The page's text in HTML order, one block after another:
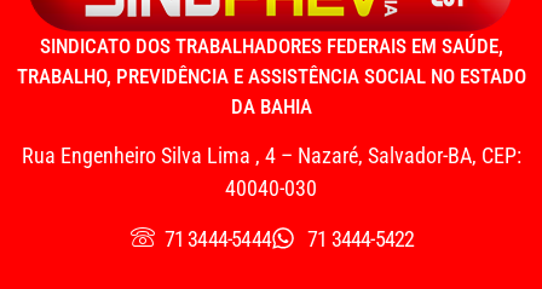
SINDICATO DOS TRABALHADORES FEDERAIS EM SAÚDE,
TRABALHO, PREVIDÊNCIA E ASSISTÊNCIA SOCIAL NO ESTADO
DA BAHIA
Rua Engenheiro Silva Lima , 4 – Nazaré, Salvador-BA, CEP:
40040-030
71 3444-5444
71 3444-5422